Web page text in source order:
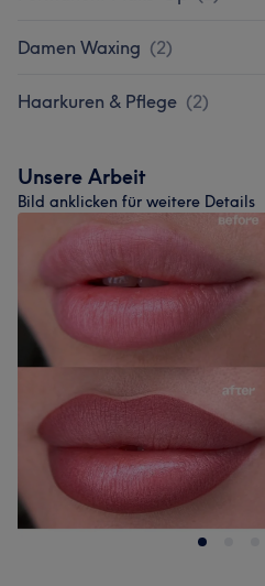
Damen Waxing (2)
Haarkuren & Pflege (2)
Unsere Arbeit
Bild anklicken für weitere Details